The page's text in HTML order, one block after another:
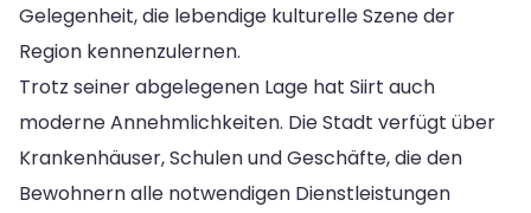
Gelegenheit, die lebendige kulturelle Szene der
Region kennenzulernen.
Trotz seiner abgelegenen Lage hat Siirt auch
moderne Annehmlichkeiten. Die Stadt verfügt über
Krankenhäuser, Schulen und Geschäfte, die den
Bewohnern alle notwendigen Dienstleistungen